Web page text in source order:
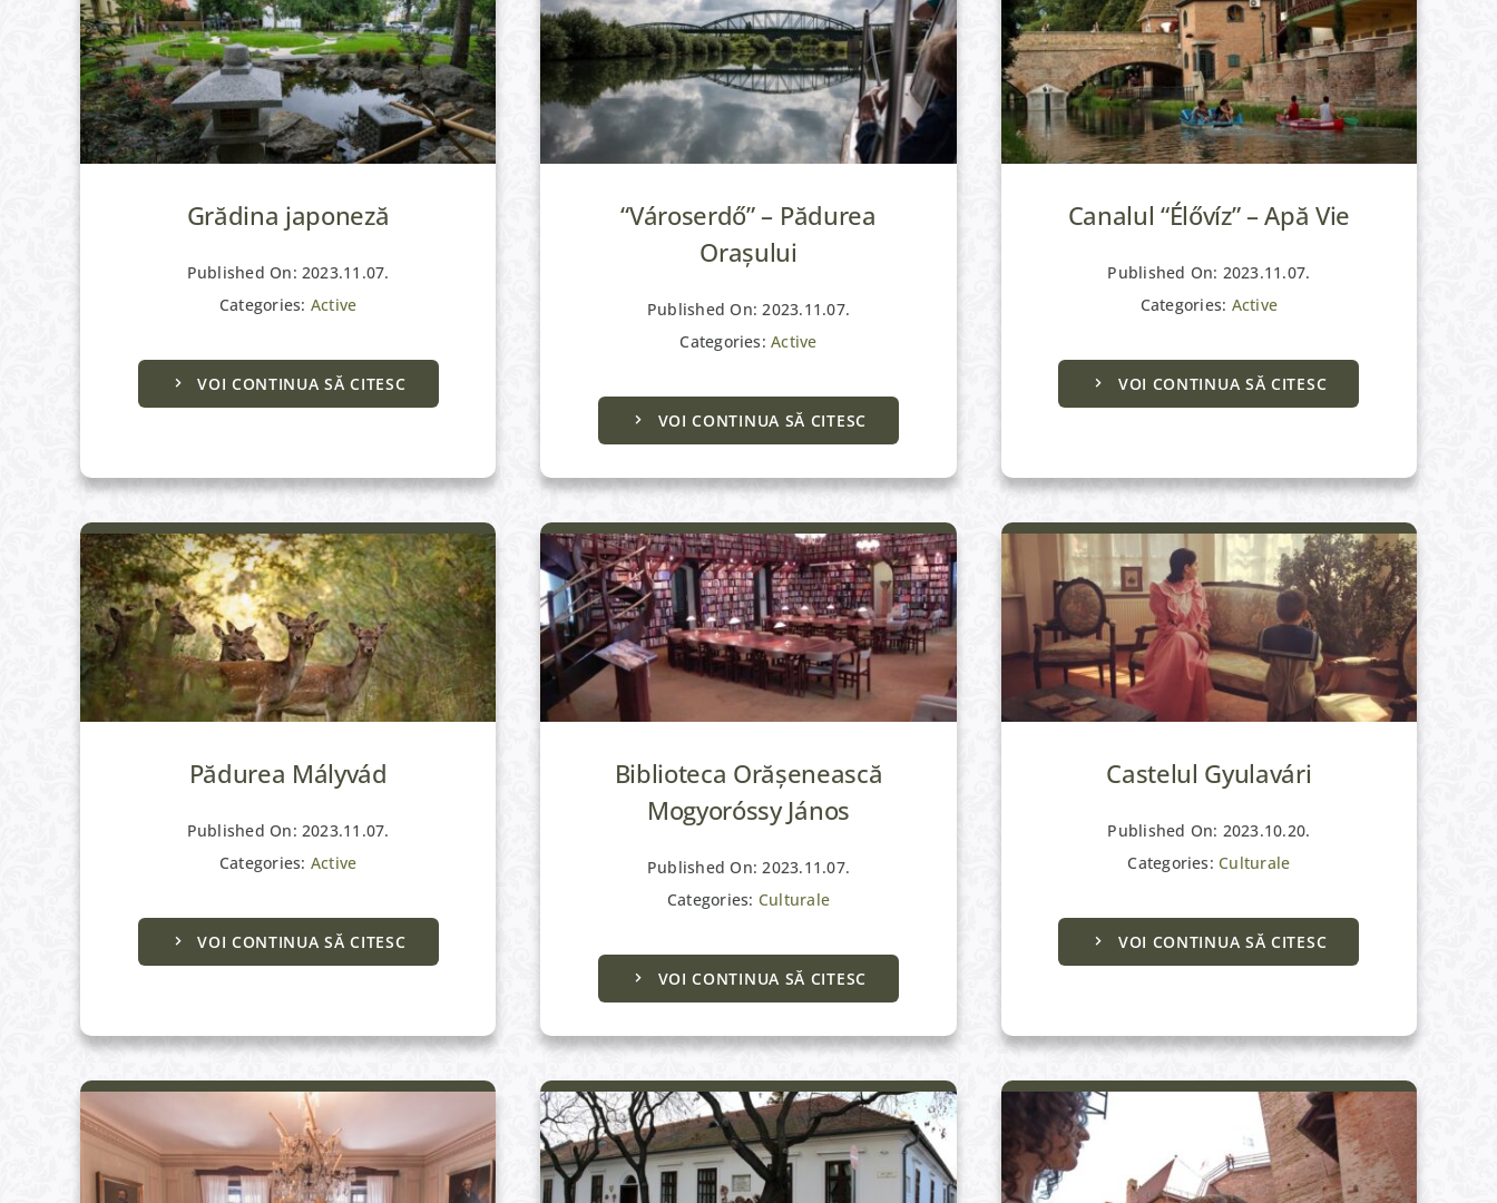
Grădina japoneză
Published On: 2023.11.07.
Categories: Active
VOI CONTINUA SĂ CITESC
“Városerdő” – Pădurea
Orașului
Published On: 2023.11.07.
Categories:Active
VOI CONTINUA SĂ CITESC
Canalul “Élővíz” – Apă Vie
Published On: 2023.11.07.
Categories: Active
VOI CONTINUA SĂ CITESC
Pădurea Mályvád
Published On: 2023.11.07.
Categories: Active
VOI CONTINUA SĂ CITESC
Biblioteca Orășenească
Mogyoróssy János
Published On: 2023.11.07.
Categories: Culturale
VOI CONTINUA SĂ CITESC
Castelul Gyulavári
Published On: 2023.10.20.
Categories:Culturale
VOI CONTINUA SĂ CITESC
Culturale
Culturale
Culturale